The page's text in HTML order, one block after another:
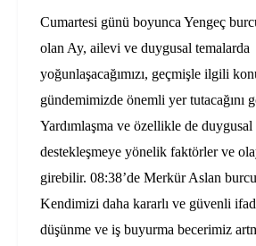
Cumartesi günü boyunca Yengeç
olan Ay, ailevi ve duygusal temalarda
yoğunlaşacağımızı, geçmişle ilgili
gündemimizde önemli yer tutacağını
Yardımlaşma ve özellikle de duygusal
destekleşmeye yönelik faktörler ve
girebilir. 08:38’de Merkür Aslan
Kendimizi daha kararlı ve güvenli
düşünme ve iş buyurma becerimiz